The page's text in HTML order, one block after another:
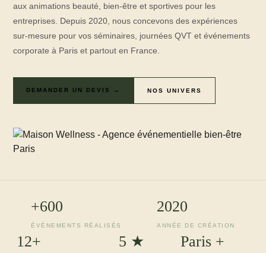
aux animations beauté, bien-être et sportives pour les
entreprises. Depuis 2020, nous concevons des expériences
sur-mesure pour vos séminaires, journées QVT et événements
corporate à Paris et partout en France.
DEMANDER UN DEVIS → NOS UNIVERS
+600
ÉVÉNEMENTS RÉALISÉS
2020
ANNÉE DE CRÉATION
12+ 5 ★ Paris +